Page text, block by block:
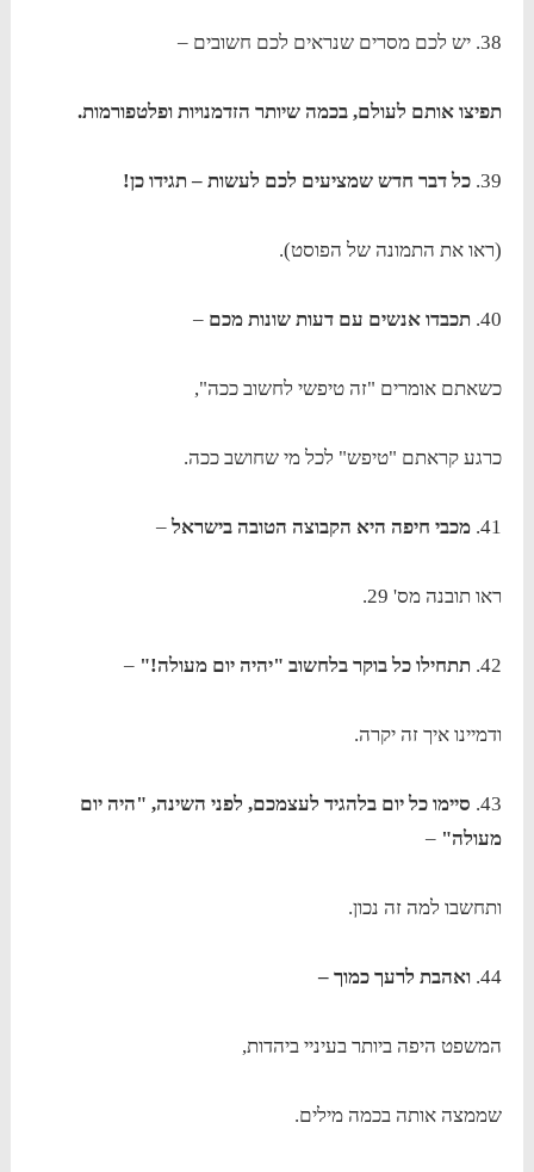
38. יש לכם מסרים שנראים לכם חשובים –
תפיצו אותם לעולם, בכמה שיותר הזדמנויות ופלטפורמות.
39. כל דבר חדש שמציעים לכם לעשות – תגידו כן!
(ראו את התמונה של הפוסט).
40. תכבדו אנשים עם דעות שונות מכם –
כשאתם אומרים "זה טיפשי לחשוב ככה",
כרגע קראתם "טיפש" לכל מי שחושב ככה.
41. מכבי חיפה היא הקבוצה הטובה בישראל–
ראו תובנה מס' 29.
42. תתחילו כל בוקר בלחשוב "יהיה יום מעולה!" –
ודמיינו איך זה יקרה.
43. סיימו כל יום בלהגיד לעצמכם, לפני השינה, "היה יום
מעולה" –
ותחשבו למה זה נכון.
44. ואהבת לרעך כמוך –
המשפט היפה ביותר בעיניי ביהדות,
שממצה אותה בכמה מילים.